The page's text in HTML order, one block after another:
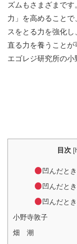
ズムもさまざまで
力」を高めること
スをとる力を強化
直る力を養うことが
エゴレジ研究所の小
目次 [
凹んだと
凹んだと
凹んだと
小野寺敦子
畑 潮